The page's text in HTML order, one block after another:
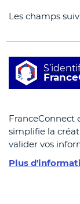
Les champs
FranceConnect
simplifie la
valider vos
Plus